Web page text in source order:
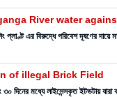
River water
প্লাণ্ট এর বিরুদ্ধে পরিবেশ দূষণের দায়ে
of illegal Brick Field
দিনের মধ্যে লাইসেন্সকৃত ইটভটায়